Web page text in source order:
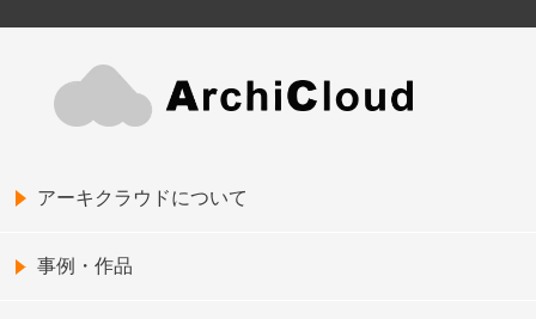
アーキクラウドについて
事例・作品